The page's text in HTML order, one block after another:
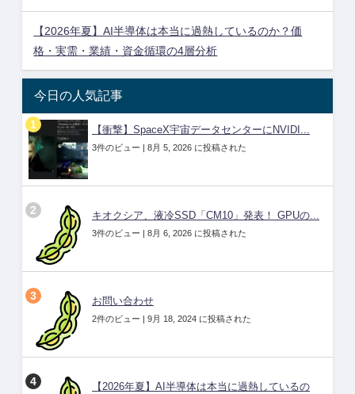
【2026年夏】AI半導体は本当に過熱しているのか？価
格・実需・業績・資金循環の4層分析
今日の人気記事
【衝撃】SpaceX宇宙データセンターにNVIDI...
3件のビュー | 8月 5, 2026 に投稿された
キオクシア、液冷SSD「CM10」発表！ GPUの...
3件のビュー | 8月 6, 2026 に投稿された
お問い合わせ
2件のビュー | 9月 18, 2024 に投稿された
【2026年夏】AI半導体は本当に過熱しているの